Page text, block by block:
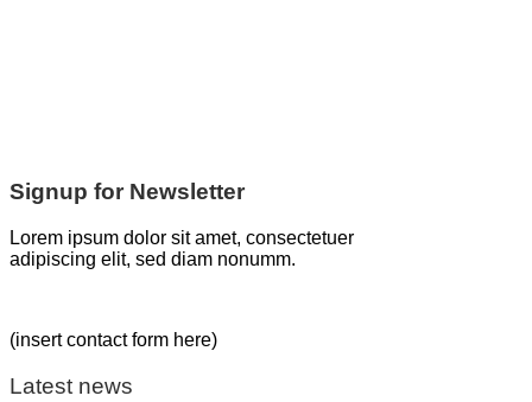
Signup for Newsletter
Lorem ipsum dolor sit amet, consectetuer
adipiscing elit, sed diam nonumm.
(insert contact form here)
Latest news